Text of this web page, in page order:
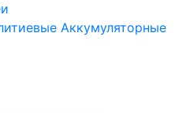
Аккумуляторные